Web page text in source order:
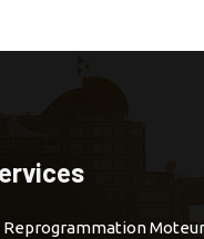
Reprogrammation Moteur